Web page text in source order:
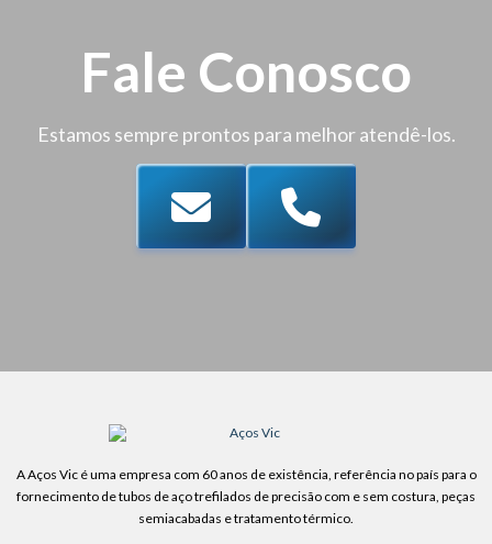
Fale Conosco
Estamos sempre prontos para melhor atendê-los.
A Aços Vic é uma empresa com 60 anos de existência, referência no país para o
fornecimento de tubos de aço trefilados de precisão com e sem costura, peças
semiacabadas e tratamento térmico.